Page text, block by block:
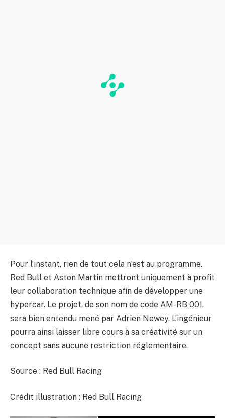
Pour l’instant, rien de tout cela n’est au programme.
Red Bull et Aston Martin mettront uniquement à profit
leur collaboration technique afin de développer une
hypercar. Le projet, de son nom de code AM-RB 001,
sera bien entendu mené par Adrien Newey. L’ingénieur
pourra ainsi laisser libre cours à sa créativité sur un
concept sans aucune restriction réglementaire.
Source : Red Bull Racing
Crédit illustration : Red Bull Racing